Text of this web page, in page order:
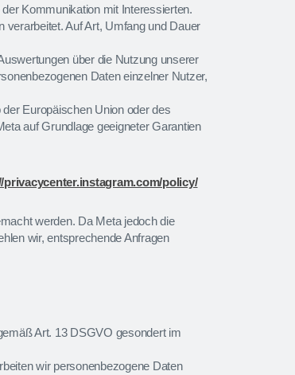
Kommunikation mit Interessierten.
Auf Art, Umfang und Dauer
über die Nutzung unserer
Daten einzelner Nutzer,
Europäischen Union oder des
auf Grundlage geeigneter Garantien
privacycenter.instagram.com/policy/
werden. Da Meta jedoch die
wir, entsprechende Anfragen
Art. 13 DSGVO gesondert im
wir personenbezogene Daten